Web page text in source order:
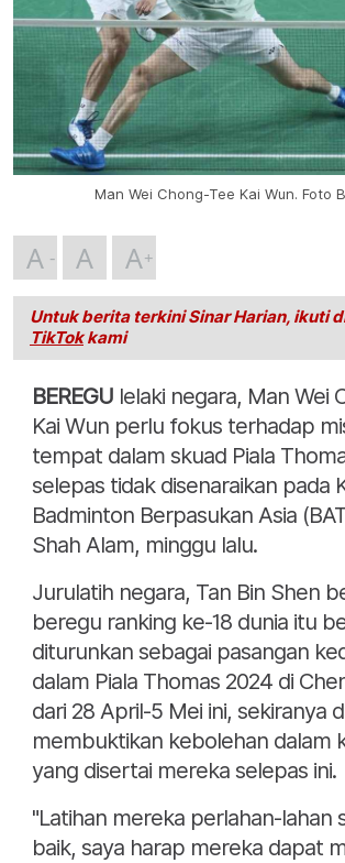
Man Wei Chong-Tee Kai Wun. Foto
A A A
Untuk berita terkini Sinar Harian, ikuti
TikTokkami
BEREGU lelaki negara, Man Wei
Kai Wun perlu fokus terhadap
tempat dalam skuad Piala
selepas tidak disenaraikan pada
Badminton Berpasukan Asia
Shah Alam, minggu lalu.
Jurulatih negara, Tan Bin Shen
beregu ranking ke-18 dunia itu
diturunkan sebagai pasangan
dalam Piala Thomas 2024 di
dari 28 April-5 Mei ini, sekiranya
membuktikan kebolehan dalam
yang disertai mereka selepas ini.
"Latihan mereka perlahan-lahan
baik, saya harap mereka dapat